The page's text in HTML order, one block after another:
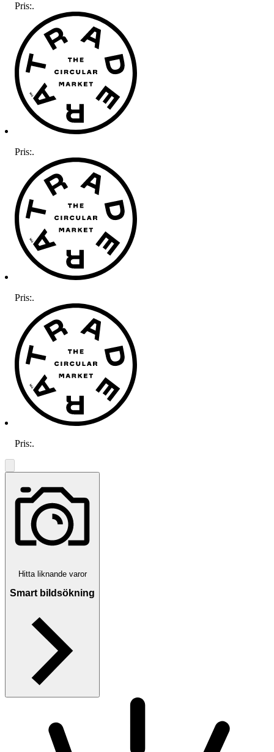
Pris:.
Pris:.
Pris:.
Pris:.
Hitta liknande varor
Smart bildsökning